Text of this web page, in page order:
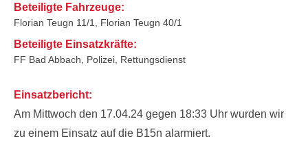
Beteiligte Fahrzeuge:
Florian Teugn 11/1, Florian Teugn 40/1
Beteiligte Einsatzkräfte:
FF Bad Abbach, Polizei, Rettungsdienst
Einsatzbericht:
Am Mittwoch den 17.04.24 gegen 18:33 Uhr wurden wir
zu einem Einsatz auf die B15n alarmiert.